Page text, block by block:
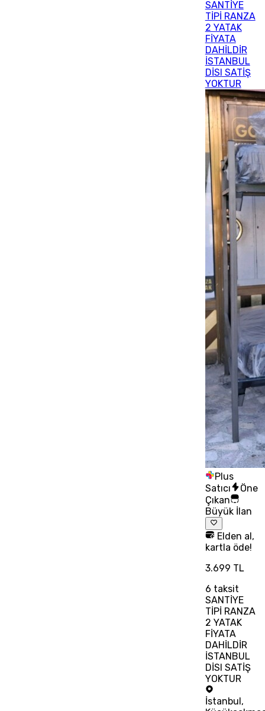
SANTİYE
TİPİ RANZA
2 YATAK
FİYATA
DAHİLDİR
İSTANBUL
DİSI SATİŞ
YOKTUR
Plus
Satıcı
Öne
Çıkan
Büyük İlan
Elden al,
kartla öde!
3.699 TL
6 taksit
SANTİYE
TİPİ RANZA
2 YATAK
FİYATA
DAHİLDİR
İSTANBUL
DİSI SATİŞ
YOKTUR
İstanbul ,